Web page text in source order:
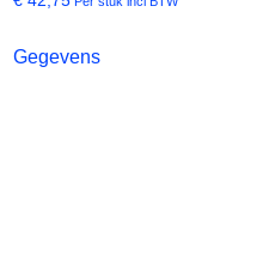
Gegevens